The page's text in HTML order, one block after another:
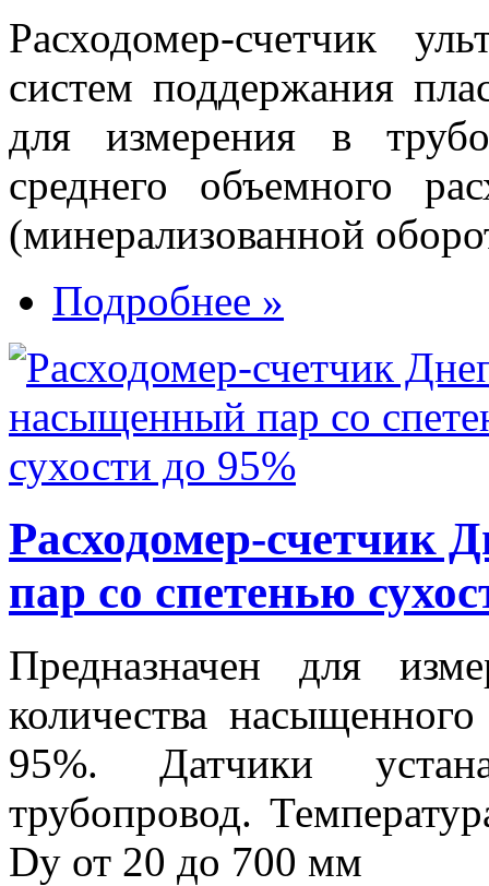
Расходомер-счетчик
систем поддержания
для измерения в
среднего объемного
(минерализованной
Подробнее »
Расходомер-счетчик
пар со спетенью
Предназначен для
количества
95%. Датчики
трубопровод.
Dу от 20 до 700 мм